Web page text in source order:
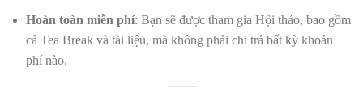
Hoàn toàn miễn phí: Bạn sẽ được tham gia Hội thảo, bao gồm
cả Tea Break và tài liệu, mà không phải chi trả bất kỳ khoản
phí nào.